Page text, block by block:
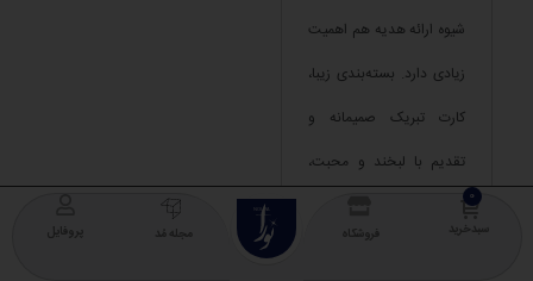
سبدخرید فروشگاه
NOURA
مجله مُد پروفایل
شیوه ارائه هدیه هم اهمیت
زیادی دارد. بسته‌بندی زیبا،
کارت تبریک صمیمانه و
تقدیم با لبخند و محبت،
هدیه شما را ویژه‌تر می‌کند.